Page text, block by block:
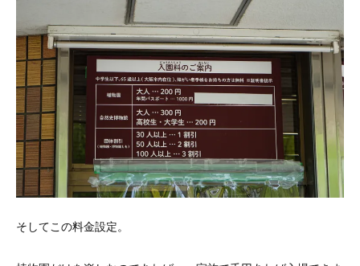
そしてこの料金設定。